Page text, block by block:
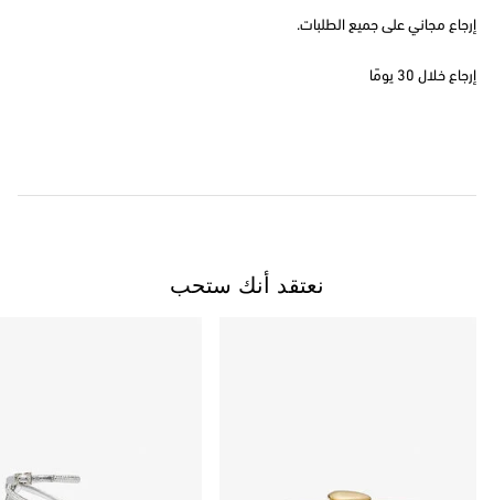
إرجاع مجاني على جميع الطلبات.
إرجاع خلال 30 يومًا
نعتقد أنك ستحب